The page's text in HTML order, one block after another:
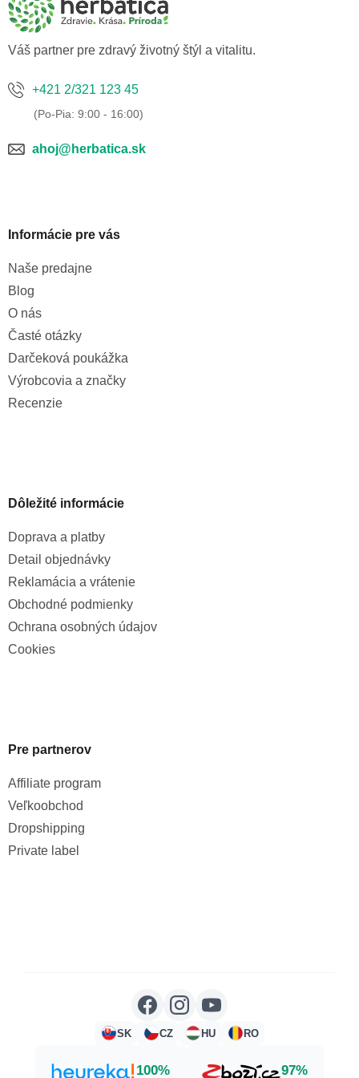
Váš partner pre zdravý životný štýl a vitalitu.
+421 2/321 123 45
ahoj@herbatica.sk
Informácie pre vás
Naše predajne
Blog
O nás
Časté otázky
Darčeková poukážka
Výrobcovia a značky
Recenzie
Dôležité informácie
Doprava a platby
Detail objednávky
Reklamácia a vrátenie
Obchodné podmienky
Ochrana osobných údajov
Cookies
Pre partnerov
Affiliate program
Veľkoobchod
Dropshipping
Private label
SK CZ HU RO
100% 97%